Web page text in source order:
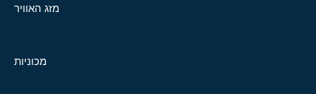
מזג האוויר
מכוניות